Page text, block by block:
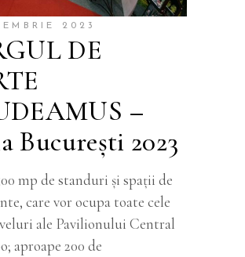
2023
DE
–
Bucureşti 2023
mp de standuri și spații de
care vor ocupa toate cele
ale Pavilionului Central
aproape 200 de